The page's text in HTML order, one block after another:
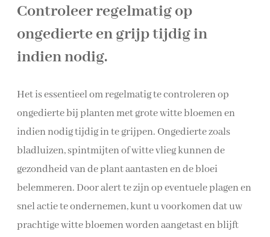
Controleer regelmatig op
ongedierte en grijp tijdig in
indien nodig.
Het is essentieel om regelmatig te controleren op
ongedierte bij planten met grote witte bloemen en
indien nodig tijdig in te grijpen. Ongedierte zoals
bladluizen, spintmijten of witte vlieg kunnen de
gezondheid van de plant aantasten en de bloei
belemmeren. Door alert te zijn op eventuele plagen en
snel actie te ondernemen, kunt u voorkomen dat uw
prachtige witte bloemen worden aangetast en blijft